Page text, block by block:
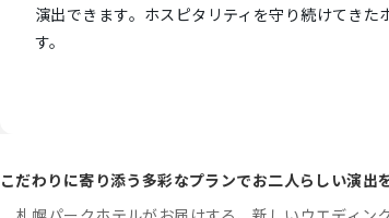
演出できます。ホスピタリティを守り続けてき
す。
こだわりに寄り添う多彩なプランでお二人らしい演出